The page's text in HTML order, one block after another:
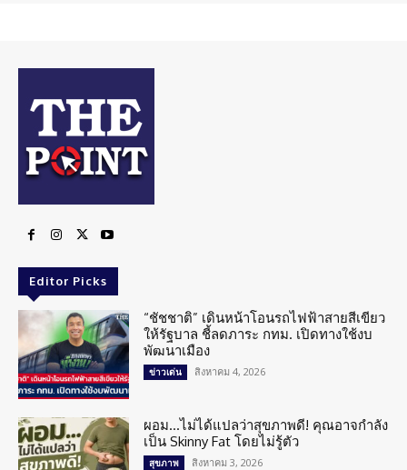
Editor Picks
“ชัชชาติ” เดินหน้าโอนรถไฟฟ้าสายสีเขียว
ให้รัฐบาล ชี้ลดภาระ กทม. เปิดทางใช้งบ
พัฒนาเมือง
ข่าวเด่น สิงหาคม 4, 2026
ผอม…ไม่ได้แปลว่าสุขภาพดี! คุณอาจกำลัง
เป็น Skinny Fat โดยไม่รู้ตัว
สุขภาพ สิงหาคม 3, 2026